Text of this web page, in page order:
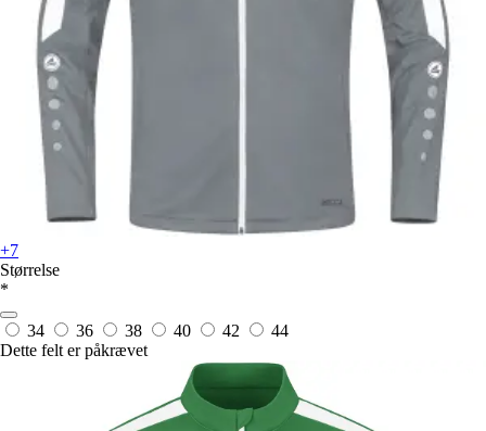
+7
Størrelse
*
34 36 38 40 42
44
Dette felt er påkrævet